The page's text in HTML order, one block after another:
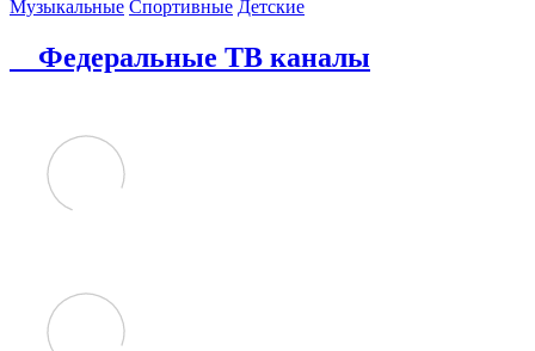
Музыкальные Спортивные Детские
Федеральные ТВ каналы